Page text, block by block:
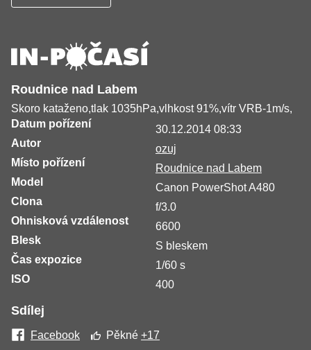
Roudnice nad Labem
Skoro kataženo,tlak 1035hPa,vlhkost 91%,vítr VRB-1m/s,
Datum pořízení
30.12.2014 08:33
Autor
ozuj
Místo pořízení
Roudnice nad Labem
Model
Canon PowerShot A480
Clona
f/3.0
Ohnisková vzdálenost
6600
Blesk
S bleskem
Čas expozice
1/60 s
ISO
400
Sdílej
Facebook Pěkné+17